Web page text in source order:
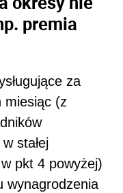
premia
za
miesiąc (z
stałej
pkt 4 powyżej)
wynagrodzenia